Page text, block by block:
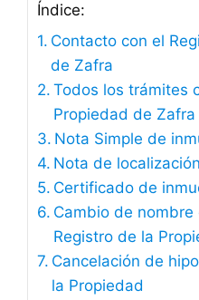
Índice:
Contacto con el
de Zafra
Todos los trámites
Propiedad de Zafra
Nota Simple de
Nota de
Certificado de
Cambio de
Registro de la
Cancelación de
la Propiedad